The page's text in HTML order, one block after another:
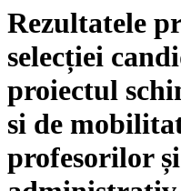
Rezultatele
selecției
proiectul
si de
profesorilor